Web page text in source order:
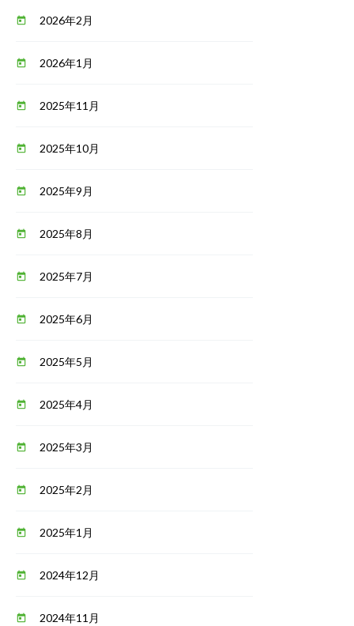
today 2026年2月
today 2026年1月
today 2025年11月
today 2025年10月
today 2025年9月
today 2025年8月
today 2025年7月
today 2025年6月
today 2025年5月
today 2025年4月
today 2025年3月
today 2025年2月
today 2025年1月
today 2024年12月
today 2024年11月